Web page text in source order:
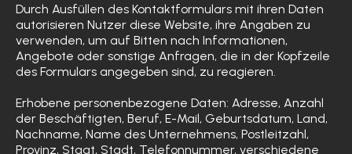
Durch Ausfüllen des Kontaktformulars mit ihren Daten
autorisieren Nutzer diese Website, ihre Angaben zu
verwenden, um auf Bitten nach Informationen,
Angebote oder sonstige Anfragen, die in der Kopfzeile
des Formulars angegeben sind, zu reagieren.
Erhobene personenbezogene Daten: Adresse, Anzahl
der Beschäftigten, Beruf, E-Mail, Geburtsdatum, Land,
Nachname, Name des Unternehmens, Postleitzahl,
Provinz, Staat, Stadt, Telefonnummer, verschiedene